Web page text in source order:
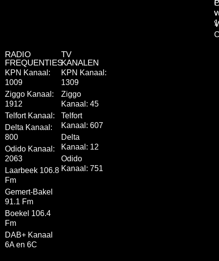
RADIO
FREQUENTIES
KPN Kanaal:
1009
Ziggo Kanaal:
1912
Telfort Kanaal:
Delta Kanaal:
800
Odido Kanaal:
2063
Laarbeek 106.8
Fm
Gemert-Bakel
91.1 Fm
Boekel 106.4
Fm
DAB+ Kanaal
6A en 6C
TV
KANALEN
KPN Kanaal:
1309
Ziggo
Kanaal: 45
Telfort
Kanaal: 607
Delta
Kanaal: 12
Odido
Kanaal: 751